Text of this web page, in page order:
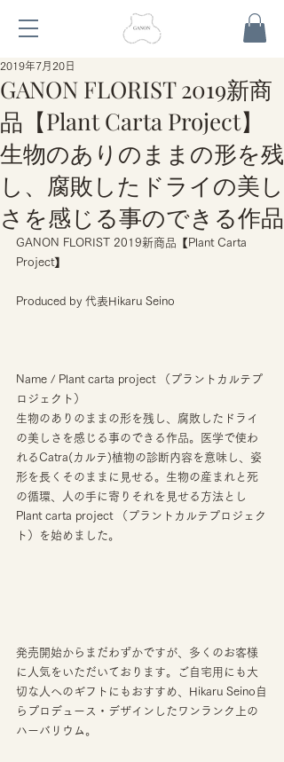
GANON FLORIST 2019新商
品【Plant Carta Project】
生物のありのままの形を残
し、腐敗したドライの美し
さを感じる事のできる作品
2019年7月20日
GANON FLORIST 2019新商品【Plant Carta
Project】
Produced by 代表Hikaru Seino
Name / Plant carta project （プラントカルテプ
ロジェクト）
生物のありのままの形を残し、腐敗したドライ
の美しさを感じる事のできる作品。医学で使わ
れるCatra(カルテ)植物の診断内容を意味し、姿
形を長くそのままに見せる。生物の産まれと死
の循環、人の手に寄りそれを見せる方法とし
Plant carta project （プラントカルテプロジェク
ト）を始めました。
発売開始からまだわずかですが、多くのお客様
に人気をいただいております。ご自宅用にも大
切な人へのギフトにもおすすめ、Hikaru Seino自
らプロデュース・デザインしたワンランク上の
ハーバリウム。